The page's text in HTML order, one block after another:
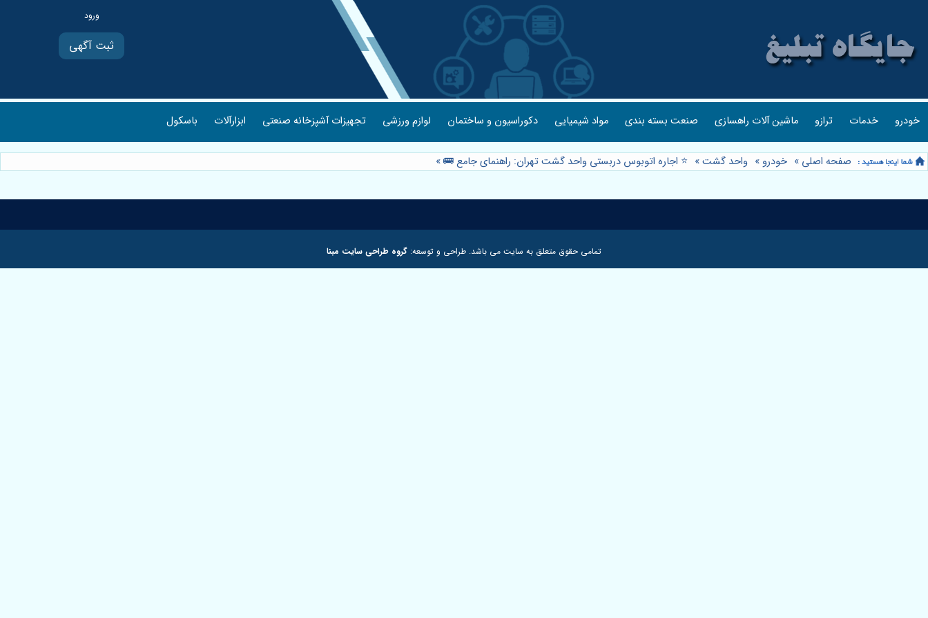
ثبت آگهی
خودرو خدمات ترازو ماشین آلات راهسازی صنعت بسته بندی مواد شیمیایی دکوراسیون و ساختمان لوازم ورزشی تجهیزات آشپزخانه صنعتی ابزارآلات باسکول
صفحه اصلی » خودرو » واحد گشت» ⭐️ اجاره اتوبوس دربستی واحد گشت تهران: راهنمای جامع 🚌»
تمامی حقوق متعلق به سایت می باشد. طراحی و توسعه: گروه طراحی سایت مبنا